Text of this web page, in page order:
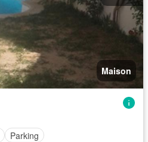
Maison
Parking